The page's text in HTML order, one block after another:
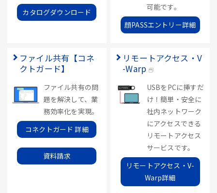
カタログダウンロード
可能です。
顔PASSエントリー詳細
ファイル共有【コネ
クトガード】
ファイル共有の問
題を解決して、業
務効率化を実現。
コネクトガード 詳細
資料請求
リモートアクセス・V
-Warp
USBをPCに挿すだ
け！簡単・安全に
社内ネットワーク
にアクセスできる
リモートアクセス
サービスです。
リモートアクセス・V-
Warp詳細